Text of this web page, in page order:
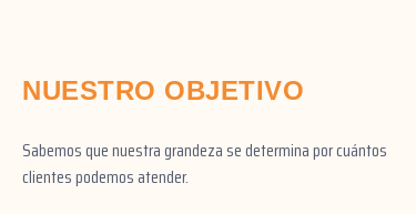
NUESTRO OBJETIVO
Sabemos que nuestra grandeza se determina por cuántos
clientes podemos atender.